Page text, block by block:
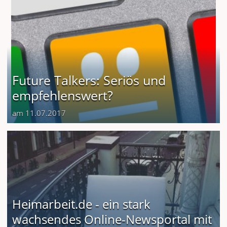
Future Talkers: Seriös und
empfehlenswert?
am 11.07.2017
Heimarbeit.de - ein stark
wachsendes Online-Newsportal mit